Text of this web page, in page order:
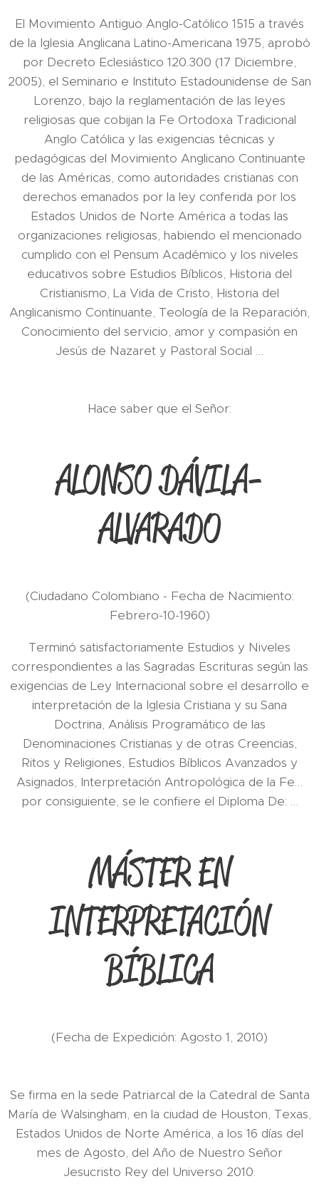
El Movimiento Antiguo Anglo-Católico 1515 a través
de la Iglesia Anglicana Latino-Americana 1975, aprobó
por Decreto Eclesiástico 120.300 (17 Diciembre,
2005), el Seminario e Instituto Estadounidense de San
Lorenzo, bajo la reglamentación de las leyes
religiosas que cobijan la Fe Ortodoxa Tradicional
Anglo Católica y las exigencias técnicas y
pedagógicas del Movimiento Anglicano Continuante
de las Américas, como autoridades cristianas con
derechos emanados por la ley conferida por los
Estados Unidos de Norte América a todas las
organizaciones religiosas, habiendo el mencionado
cumplido con el Pensum Académico y los niveles
educativos sobre Estudios Bíblicos, Historia del
Cristianismo, La Vida de Cristo, Historia del
Anglicanismo Continuante, Teología de la Reparación,
Conocimiento del servicio, amor y compasión en
Jesús de Nazaret y Pastoral Social …
Hace saber que el Señor:
ALONSO DÁVILA-
ALVARADO
(Ciudadano Colombiano - Fecha de Nacimiento:
Febrero-10-1960)
Terminó satisfactoriamente Estudios y Niveles
correspondientes a las Sagradas Escrituras según las
exigencias de Ley Internacional sobre el desarrollo e
interpretación de la Iglesia Cristiana y su Sana
Doctrina, Análisis Programático de las
Denominaciones Cristianas y de otras Creencias,
Ritos y Religiones, Estudios Bíblicos Avanzados y
Asignados, Interpretación Antropológica de la Fe…
por consiguiente, se le confiere el Diploma De: …
MÁSTER EN
INTERPRETACIÓN
BÍBLICA
(Fecha de Expedición: Agosto 1, 2010)
Se firma en la sede Patriarcal de la Catedral de Santa
María de Walsingham, en la ciudad de Houston, Texas,
Estados Unidos de Norte América, a los 16 días del
mes de Agosto, del Año de Nuestro Señor
Jesucristo Rey del Universo 2010.